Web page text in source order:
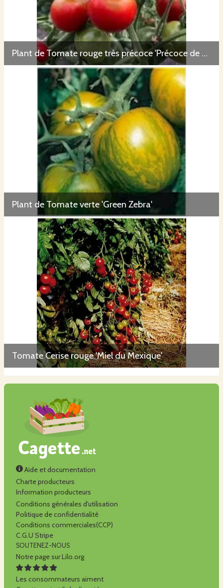
Plant de Tomate rouge très précoce 'Précoce de Quimper'
Plant de Tomate verte 'Green Zebra'
Tomate Cerise rouge 'Miel du Mexique'
Aide et documentation
Charte producteurs
Information producteurs
Conditions générales d'utilisation
Politique de confidentialité
Conditions commerciales(CCP)
C.G.U Stripe
SOUTENEZ-NOUS
Notre page sur Lilo.org
Les consommateurs aiment